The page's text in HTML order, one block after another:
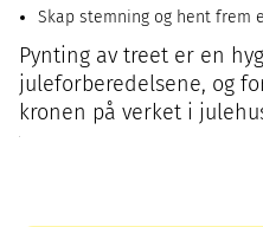
Skap stemning og hent
Pynting av treet er en
juleforberedelsene, og
kronen på verket i